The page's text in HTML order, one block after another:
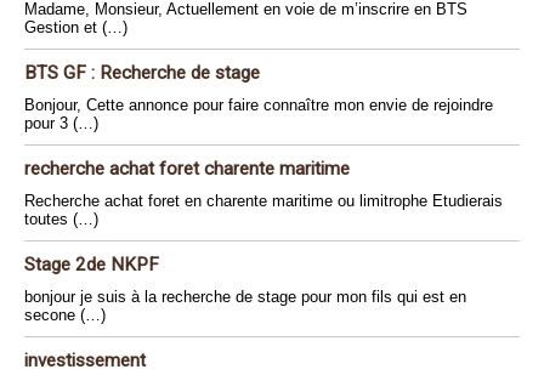
Madame, Monsieur, Actuellement en voie de m’inscrire en BTS
Gestion et (…)
BTS GF : Recherche de stage
Bonjour, Cette annonce pour faire connaître mon envie de rejoindre
pour 3 (…)
recherche achat foret charente maritime
Recherche achat foret en charente maritime ou limitrophe Etudierais
toutes (…)
Stage 2de NKPF
bonjour je suis à la recherche de stage pour mon fils qui est en
secone (…)
investissement